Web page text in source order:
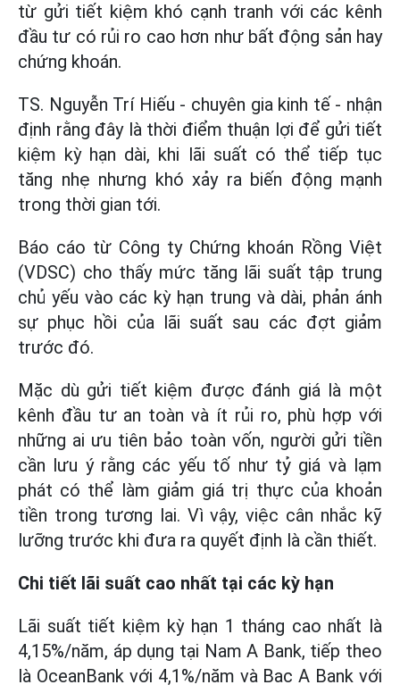
từ gửi tiết kiệm khó cạnh tranh với các kênh
đầu tư có rủi ro cao hơn như bất động sản hay
chứng khoán.
TS. Nguyễn Trí Hiếu - chuyên gia kinh tế - nhận
định rằng đây là thời điểm thuận lợi để gửi tiết
kiệm kỳ hạn dài, khi lãi suất có thể tiếp tục
tăng nhẹ nhưng khó xảy ra biến động mạnh
trong thời gian tới.
Báo cáo từ Công ty Chứng khoán Rồng Việt
(VDSC) cho thấy mức tăng lãi suất tập trung
chủ yếu vào các kỳ hạn trung và dài, phản ánh
sự phục hồi của lãi suất sau các đợt giảm
trước đó.
Mặc dù gửi tiết kiệm được đánh giá là một
kênh đầu tư an toàn và ít rủi ro, phù hợp với
những ai ưu tiên bảo toàn vốn, người gửi tiền
cần lưu ý rằng các yếu tố như tỷ giá và lạm
phát có thể làm giảm giá trị thực của khoản
tiền trong tương lai. Vì vậy, việc cân nhắc kỹ
lưỡng trước khi đưa ra quyết định là cần thiết.
Chi tiết lãi suất cao nhất tại các kỳ hạn
Lãi suất tiết kiệm kỳ hạn 1 tháng cao nhất là
4,15%/năm, áp dụng tại Nam A Bank, tiếp theo
là OceanBank với 4,1%/năm và Bac A Bank với